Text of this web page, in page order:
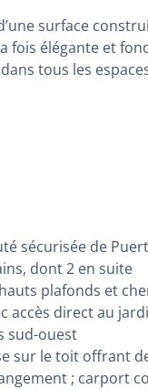
surface
fois élégante et
tous les
sécurisée de
dont 2 en suite
plafonds et
accès direct au
sud-ouest
sur le toit offrant
; carport